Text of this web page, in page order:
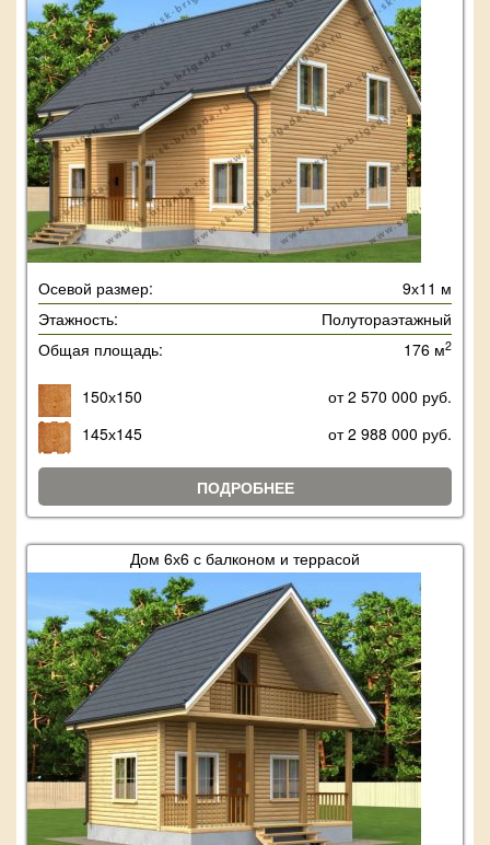
Осевой размер:
9х11 м
Этажность:
Полутораэтажный
Общая площадь:
176 м2
150х150
от 2 570 000 руб.
145х145
от 2 988 000 руб.
ПОДРОБНЕЕ
Дом 6х6 с балконом и террасой